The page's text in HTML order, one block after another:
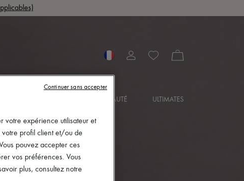
BEAUTÉ ULTIMATES
votre expérience utilisateur et
votre profil client et/ou de
pouvez accepter ces
vos préférences. Vous
plus, consultez notre
Continuer sans accepter